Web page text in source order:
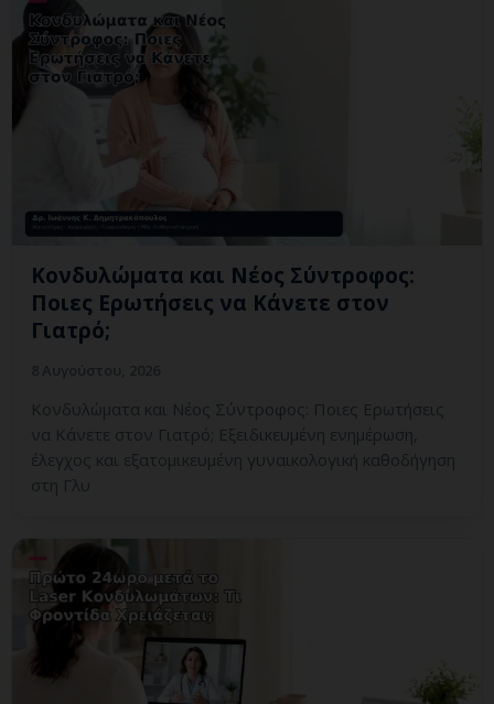
Κονδυλώματα και Νέος Σύντροφος:
Ποιες Ερωτήσεις να Κάνετε στον
Γιατρό;
Κονδυλώματα και Νέος Σύντροφος: Ποιες Ερωτήσεις
να Κάνετε στον Γιατρό; Εξειδικευμένη ενημέρωση,
έλεγχος και εξατομικευμένη γυναικολογική καθοδήγηση
στη Γλυ